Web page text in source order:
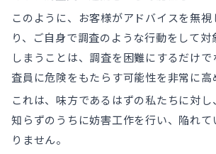
このように、お客様がアドバイスを無視
り、ご自身で調査のような行動をして対
しまうことは、調査を困難にするだけ
査員に危険をもたらす可能性を非常に高
これは、味方であるはずの私たちに対
知らずのうちに妨害工作を行い、陥れて
りません。